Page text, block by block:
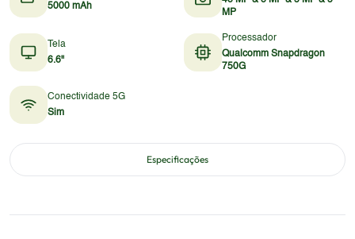
5000 mAh
MP
Tela
6.6"
Processador
Qualcomm Snapdragon
750G
Conectividade 5G
Sim
Especificações